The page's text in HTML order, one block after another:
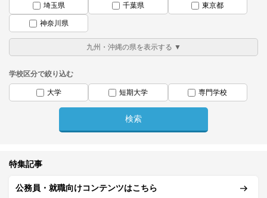
埼玉県 千葉県 東京都
神奈川県
学校区分で絞り込む
大学 短期大学 専門学校
特集記事
公務員・就職向けコンテンツはこちら